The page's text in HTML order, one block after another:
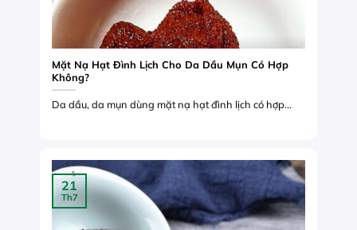
Mặt Nạ Hạt Đình Lịch Cho Da Dầu Mụn Có Hợp
Không?
Da dầu, da mụn dùng mặt nạ hạt đình lịch có hợp...
21
Th7